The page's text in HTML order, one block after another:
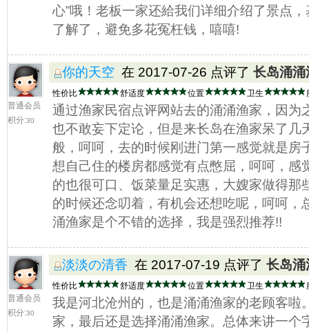
心”哦！老板一家还給我们详细介绍了景点
了解了，避免多花冤枉钱，嘻嘻!
普通会员
积分:30
你的天空 在 2017-07-26 点评了 长岛涌
性价比 舒适度 位置 卫生
通过渔家民宿点评网站去的涌涌渔家，因为
也不敢妄下定论，但是来长岛在渔家呆了几
般，呵呵，去的时候刚进门第一感觉就是房
想自己住的楼房都感觉有点憋屈，呵呵，感
的也很可口、饭菜量足实惠，大嫂家做得那
的时候还念叨着，有机会还想吃呢，呵呵，
涌渔家是个不错的选择，我是强烈推荐!!
普通会员
积分:30
淡淡の清香 在 2017-07-19 点评了 长岛涌
性价比 舒适度 位置 卫生
我是河北沧州的，也是涌涌渔家的老顾客啦
家，最后还是选择涌涌渔家。总体来讲一个